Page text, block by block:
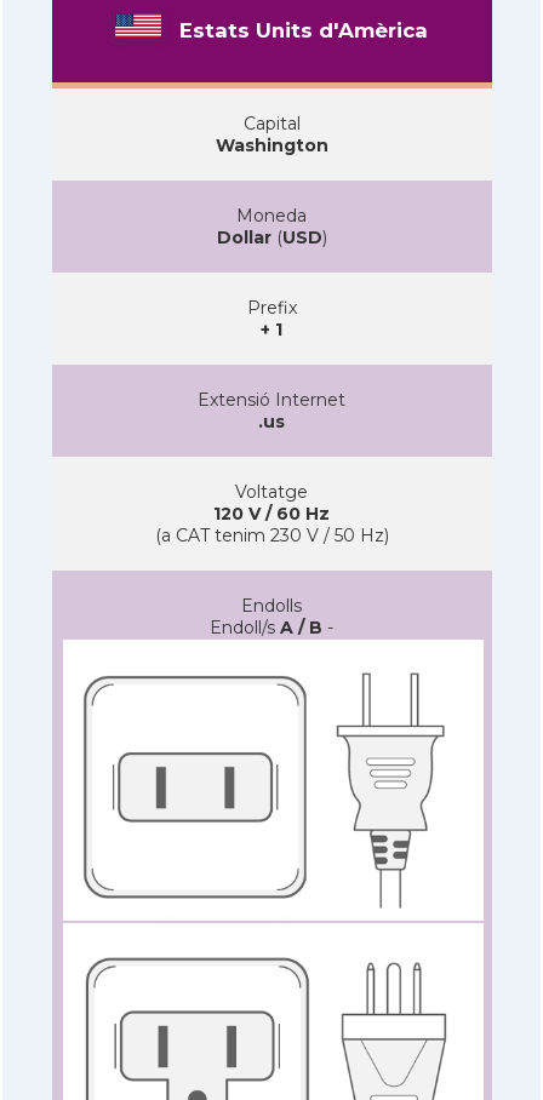
Estats Units d'Amèrica
Capital
Washington
Moneda
Dollar(USD)
Prefix
+ 1
Extensió Internet
.us
Voltatge
120 V / 60 Hz
(a CAT tenim 230 V / 50 Hz)
Endolls
Endoll/s A / B -